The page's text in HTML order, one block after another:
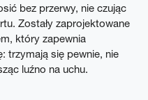
bez przerwy, nie czując
Zostały zaprojektowane
który zapewnia
trzymają się pewnie, nie
luźno na uchu.